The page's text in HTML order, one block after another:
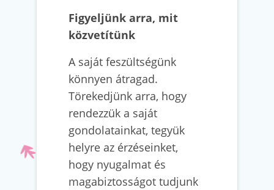
Figyeljünk arra, mit
közvetítünk
A saját feszültségünk
könnyen átragad.
Törekedjünk arra, hogy
rendezzük a saját
gondolatainkat, tegyük
helyre az érzéseinket,
hogy nyugalmat és
magabiztosságot tudjunk